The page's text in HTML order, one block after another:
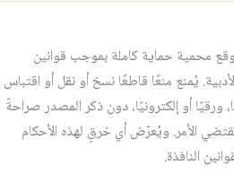
محمية حماية كاملة بموجب قوانين
يُمنع منعًا قاطعًا نسخ أو نقل أو اقتباس
ورقيًا أو إلكترونيًا، دون ذكر المصدر صراحةً
الأمر. ويُعرّض أي خرقٍ لهذه الأحكام
النافذة.